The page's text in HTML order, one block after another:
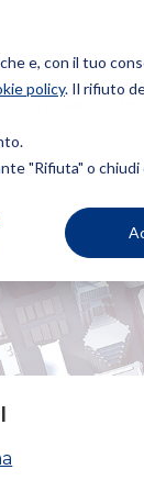
e, con il tuo
policy. Il rifiuto
"Rifiuta" o